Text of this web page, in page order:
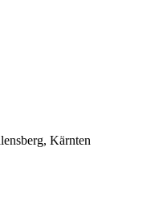
Kärnten